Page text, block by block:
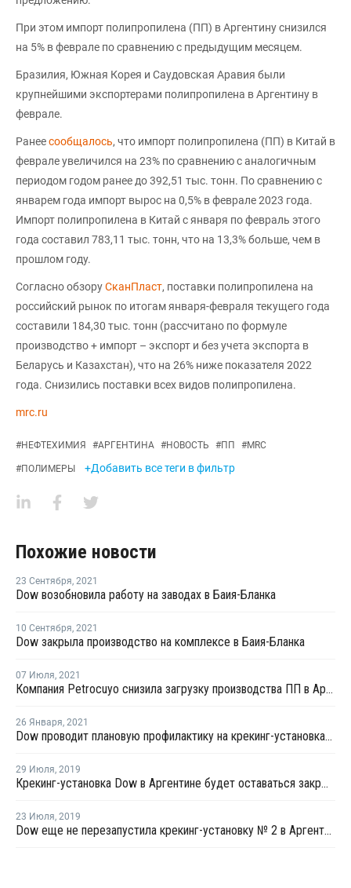
При этом импорт полипропилена (ПП) в Аргентину снизился
на 5% в феврале по сравнению с предыдущим месяцем.
Бразилия, Южная Корея и Саудовская Аравия были
крупнейшими экспортерами полипропилена в Аргентину в
феврале.
Ранеесообщалось, что импорт полипропилена (ПП) в Китай в
феврале увеличился на 23% по сравнению с аналогичным
периодом годом ранее до 392,51 тыс. тонн. По сравнению с
январем года импорт вырос на 0,5% в феврале 2023 года.
Импорт полипропилена в Китай с января по февраль этого
года составил 783,11 тыс. тонн, что на 13,3% больше, чем в
прошлом году.
Согласно обзоруСканПласт, поставки полипропилена на
российский рынок по итогам января-февраля текущего года
составили 184,30 тыс. тонн (рассчитано по формуле
производство + импорт – экспорт и без учета экспорта в
Беларусь и Казахстан), что на 26% ниже показателя 2022
года. Снизились поставки всех видов полипропилена.
mrc.ru
#НЕФТЕХИМИЯ #АРГЕНТИНА #НОВОСТЬ #ПП #MRC
#ПОЛИМЕРЫ +Добавить все теги в фильтр
Похожие новости
23 Сентября, 2021
Dow возобновила работу на заводах в Баия-Бланка
10 Сентября, 2021
Dow закрыла производство на комплексе в Баия-Бланка
07 Июля, 2021
Компания Petrocuyo снизила загрузку производства ПП в Аргентине
26 Января, 2021
Dow проводит плановую профилактику на крекинг-установках в Аргентине
29 Июля, 2019
Крекинг-установка Dow в Аргентине будет оставаться закрытой в течение всего третьего квартала
23 Июля, 2019
Dow еще не перезапустила крекинг-установку № 2 в Аргентине